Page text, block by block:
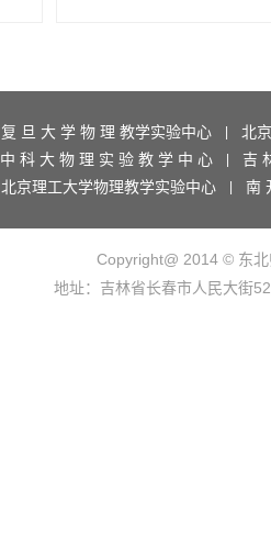
复 旦 大 学 物 理 教学实验中心
北
中 科 大 物 理 实 验 教 学 中 心
吉
北京理工大学物理教学实验中心
南
Copyright@ 2014 © 东
地址：吉林省长春市人民大街